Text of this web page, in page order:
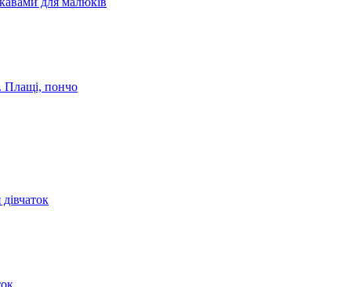
Плащі, пончо